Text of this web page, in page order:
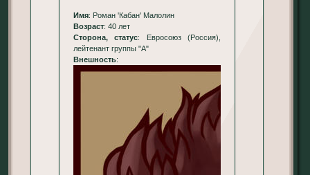
Имя: Роман 'Кабан' Малолин
Возраст: 40 лет
Сторона, статус: Евросоюз (Россия),
лейтенант группы "А"
Внешность: